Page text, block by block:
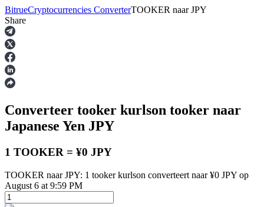
Termijncontracten
USDT-futures
BitrueCryptocurrencies ConverterTOOKER naar JPY
Share
Converteer tooker kurlson tooker naar
Japanese Yen JPY
1 TOOKER = ¥0 JPY
TOOKER naar JPY: 1 tooker kurlson converteert naar ¥0 JPY op
August 6 at 9:59 PM